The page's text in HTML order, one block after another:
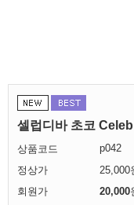
셀럽디바 초코
상품코드
p042
정상가
25,000
회원가
20,000